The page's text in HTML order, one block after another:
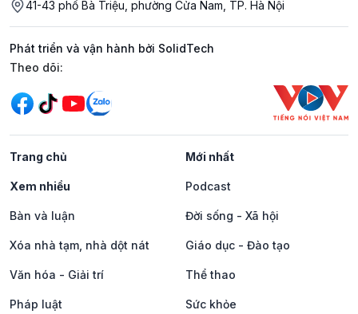
41-43 phố Bà Triệu, phường Cửa Nam, TP. Hà Nội
Phát triển và vận hành bởi SolidTech
Mạng xã hội
Theo dõi:
Trang chủ Mới nhất
Xem nhiều Podcast
Bàn và luận Đời sống - Xã hội
Xóa nhà tạm, nhà dột nát Giáo dục - Đào tạo
Văn hóa - Giải trí Thể thao
Pháp luật Sức khỏe